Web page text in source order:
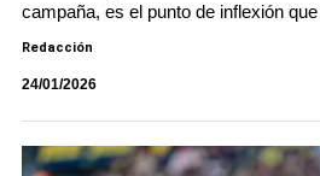
campaña, es el punto de inflexión
Redacción
24/01/2026